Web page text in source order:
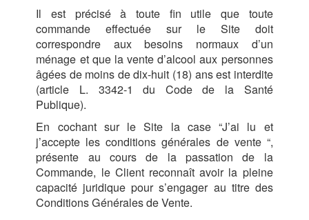
Il est précisé à toute fin utile que toute
commande effectuée sur le Site doit
correspondre aux besoins normaux d’un
ménage et que la vente d’alcool aux personnes
âgées de moins de dix-huit (18) ans est interdite
(article L. 3342-1 du Code de la Santé
Publique).
En cochant sur le Site la case “J’ai lu et
j’accepte les conditions générales de vente “,
présente au cours de la passation de la
Commande, le Client reconnaît avoir la pleine
capacité juridique pour s’engager au titre des
Conditions Générales de Vente.